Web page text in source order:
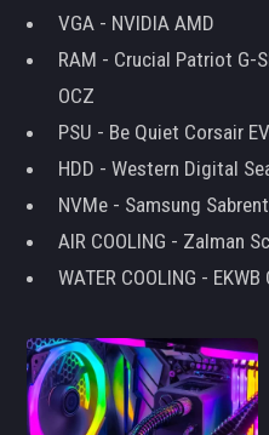
VGA - NVIDIA AMD
RAM - Crucial Patriot G-
OCZ
PSU - Be Quiet Corsair
HDD - Western Digital
NVMe - Samsung
AIR COOLING - Zalman
WATER COOLING -